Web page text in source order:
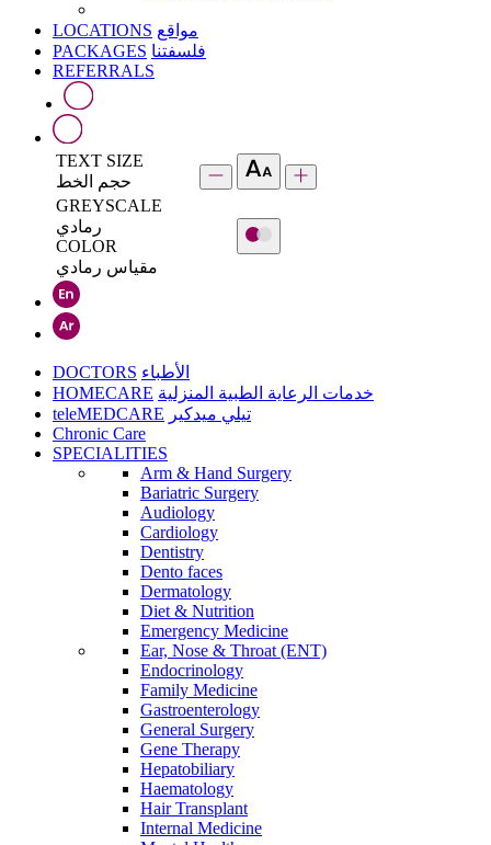
LOCATIONS مواقع
PACKAGES فلسفتنا
REFERRALS
TEXT SIZE
حجم الخط
GREYSCALE
رمادي
COLOR
مقياس رمادي
DOCTORS الأطباء
HOMECARE خدمات الرعاية الطبية المنزلية
teleMEDCARE تيلي ميدكير
Chronic Care
SPECIALITIES
Arm & Hand Surgery
Bariatric Surgery
Audiology
Cardiology
Dentistry
Dento faces
Dermatology
Diet & Nutrition
Emergency Medicine
Ear, Nose & Throat (ENT)
Endocrinology
Family Medicine
Gastroenterology
General Surgery
Gene Therapy
Hepatobiliary
Haematology
Hair Transplant
Internal Medicine